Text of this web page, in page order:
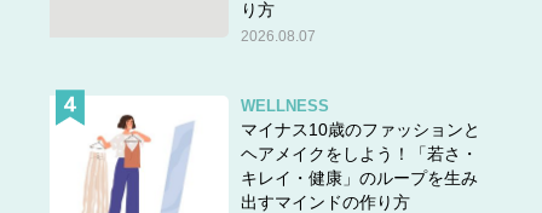
り方
2026.08.07
WELLNESS
マイナス10歳のファッションと
ヘアメイクをしよう！「若さ・
キレイ・健康」のループを生み
出すマインドの作り方